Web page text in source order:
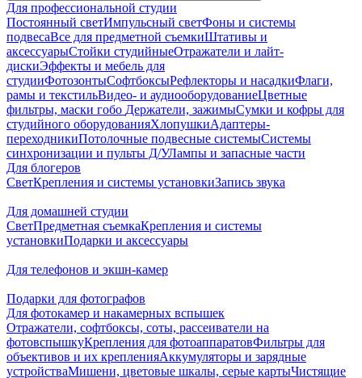
Для профессиональной студии
Постоянный светИмпульсный светФоны и системы
подвесаВсе для предметной съемкиШтативы и
аксессуарыСтойки студийныеОтражатели и лайт-
дискиЭффекты и мебель для
студииФотозонтыСофтбоксыРефлекторы и насадкиФлаги,
рамы и текстильВидео- и аудиооборудованиеЦветные
фильтры, маски гобо Держатели, зажимыСумки и кофры для
студийного оборудованияХлопушкиАдаптеры-
переходникиПотолочные подвесные системыСистемы
синхронизации и пульты Д/УЛампы и запасные части
Для блогеров
СветКрепления и системы установкиЗапись звука
Для домашней студии
СветПредметная съемкаКрепления и системы
установкиПодарки и аксессуары
Для телефонов и экшн-камер
Подарки для фотографов
Для фотокамер и накамерных вспышек
Отражатели, софтбоксы, соты, рассеиватели на
фотовспышкуКрепления для фотоаппаратовФильтры для
объективов и их крепленияАккумуляторы и зарядные
устройстваМишени, цветовые шкалы, серые картыЧистящие